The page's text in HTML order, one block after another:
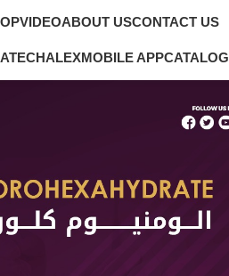
VIDEOABOUT USCONTACT US
MOBILE APPCATALOG